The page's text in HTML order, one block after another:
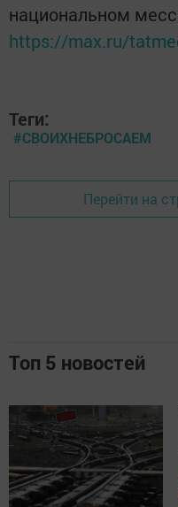
национальном
https://max.ru/
Теги:
#СВОИХНЕБРОСАЕМ
Перейти на
Топ 5 новостей